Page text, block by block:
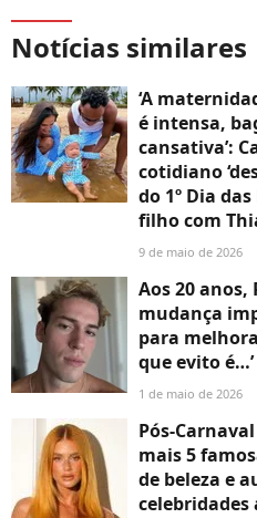
Notícias similares
‘A
é intensa,
cansativa’:
cotidiano
do 1º Dia
filho com
9 de maio de 2026
Aos 20
mudança
para
que evito é…’
1 de maio de 2026
Pós-
mais 5
de beleza e
celebridades